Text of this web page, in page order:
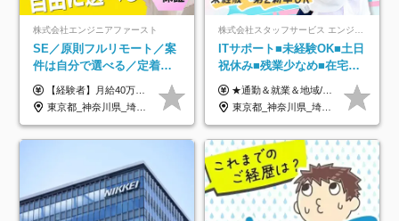
株式会社エンジニアファースト
SE／原則フルリモート／案
件は自分で選べる／定着率
93%／20～30代活躍中！
【経験者】月給40万円～120万円(固定残業代含む)+各種手当 ★前職給与の総収入額を100％保証｜還元率84％〜100％ ★20代の平均年収570万円 ※月給には、みなし残業手当(月30時間／5万8000円以上)を含みます 超過分は別途追加支給 ※固定残業代は、時間外労働の有無に関わらず30時間分を、月5万8000円~15万7000円支給 ※上記を超える時間外労働分は追加で支給 【未経験者】月給21万円以上＋各種手当 固定残業なし(残業代発生分全額支給) ※6ヶ月の試用期間あり（※条件に変動なし） ▼単価連動性×還元率は84％～100％で収入の大幅UPが可能！ ・案件単価が月50万円の場合：年収417万円 ・案件単価が月70万円の場合：年収584万円 ・案件単価が月100万円の場合：年収834万円 ＜モデル年収＞ ▼400万円～500万円(入社初年度) ▼542万円～626万円(入社2年) ▼667万円～700万円(入社3年） ▼709万円～801万円(入社5年）
東京都_神奈川県_埼玉県_千葉県_大阪府_愛知県_北海道_青森県_岩手県_宮城県_秋田県_山形県_福島県_茨城県_栃木県_群馬県_新潟県_山梨県_長野県_富山県_石川県_福井県_静岡県_岐阜県_三重県_兵庫県_京都府_滋賀県_奈良県_和歌山県_広島県_岡山県_鳥取県_島根県_山口県_徳島県_香川県_愛媛県_高知県_福岡県_熊本県_佐賀県_長崎県_大分県_宮崎県_鹿児島県_沖縄県
株式会社スタッフサービス エンジニアリング事業本部
ITサポート■未経験OK■土日
祝休み■残業少なめ■在宅実
績あり■約900種類のスキル
アップ講座あり■全国募集
★通勤＆就業＆地域/住宅＆役職手当あり ★残業代は全額支給 ★選べる給与制度あり！ ■東京・神奈川・千葉・埼玉勤務の場合 月給24.5万円～55万円＋諸手当 （残業代は全額支給） (20,000円の地域/住宅手当込み) ■愛知・京都・大阪・兵庫勤務の場合 月給24万円以上＋諸手当 （残業代は全額支給） (15,000円の地域/住宅手当込み) ■茨城・栃木・群馬・静岡・三重・滋賀・広島・福岡勤務の場合 月給23.5万円以上＋諸手当 （残業代は全額支給） (10,000円の地域/住宅手当込み) ■北海道・宮城・山梨・長野・岐阜・奈良・和歌山・岡山勤務の場合 月給23万円以上＋諸手当 （残業代は全額支給） (5,000円の地域/住宅手当込み) ■その他のエリア勤務の場合 月給22.5万円以上＋諸手当 （残業代は全額支給） ※経験や能力を考慮し、当社規定により優遇します 【昇給：年一回実施】 【選べる給与制度】 ★収入を重視する方に… 「変動型人事制度」の選択も可能（派遣先からの評価に応じて収入アップ！） ※年2回のタイミングで希望者と面談の上決定します。
東京都_神奈川県_埼玉県_千葉県_大阪府_愛知県_北海道_岩手県_宮城県_山形県_福島県_茨城県_栃木県_群馬県_山梨県_長野県_富山県_石川県_静岡県_岐阜県_三重県_兵庫県_京都府_滋賀県_奈良県_広島県_岡山県_山口県_愛媛県_福岡県_熊本県_長崎県